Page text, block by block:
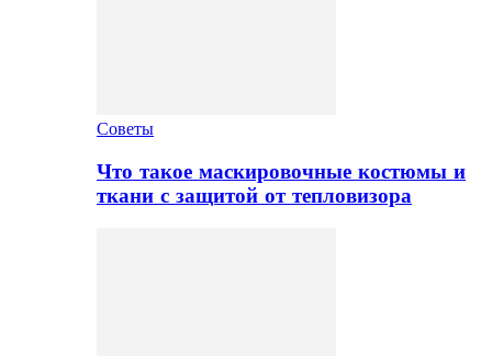
Советы
Что такое маскировочные костюмы и
ткани с защитой от тепловизора